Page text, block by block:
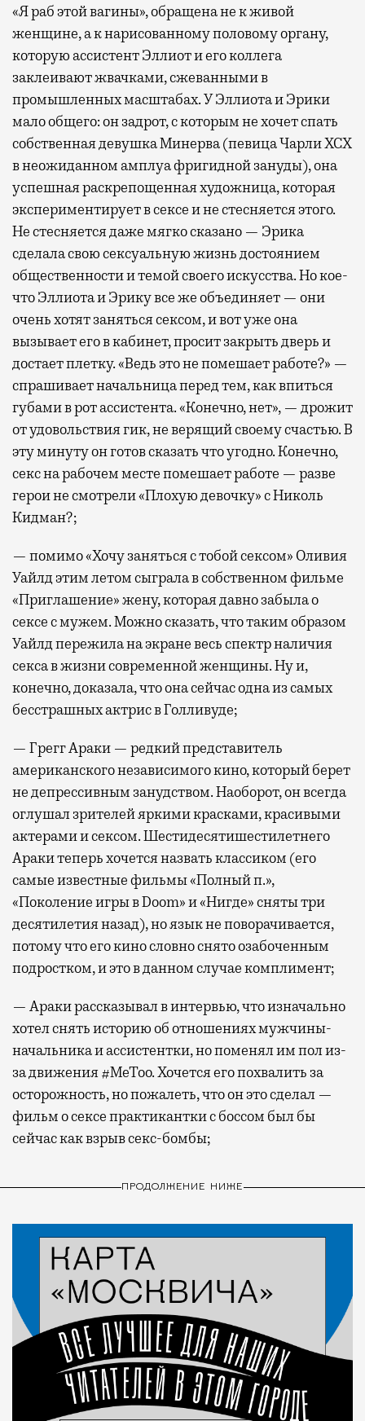
«Я раб этой вагины», обращена не к живой
женщине, а к нарисованному половому органу,
которую ассистент Эллиот и его коллега
заклеивают жвачками, сжеванными в
промышленных масштабах. У Эллиота и Эрики
мало общего: он задрот, с которым не хочет спать
собственная девушка Минерва (певица Чарли XCX
в неожиданном амплуа фригидной зануды), она
успешная раскрепощенная художница, которая
экспериментирует в сексе и не стесняется этого.
Не стесняется даже мягко сказано — Эрика
сделала свою сексуальную жизнь достоянием
общественности и темой своего искусства. Но кое-
что Эллиота и Эрику все же объединяет — они
очень хотят заняться сексом, и вот уже она
вызывает его в кабинет, просит закрыть дверь и
достает плетку. «Ведь это не помешает работе?» —
спрашивает начальница перед тем, как впиться
губами в рот ассистента. «Конечно, нет», — дрожит
от удовольствия гик, не верящий своему счастью. В
эту минуту он готов сказать что угодно. Конечно,
секс на рабочем месте помешает работе — разве
герои не смотрели «Плохую девочку» с Николь
Кидман?;
— помимо «Хочу заняться с тобой сексом» Оливия
Уайлд этим летом сыграла в собственном фильме
«Приглашение» жену, которая давно забыла о
сексе с мужем. Можно сказать, что таким образом
Уайлд пережила на экране весь спектр наличия
секса в жизни современной женщины. Ну и,
конечно, доказала, что она сейчас одна из самых
бесстрашных актрис в Голливуде;
— Грегг Араки — редкий представитель
американского независимого кино, который берет
не депрессивным занудством. Наоборот, он всегда
оглушал зрителей яркими красками, красивыми
актерами и сексом. Шестидесятишестилетнего
Араки теперь хочется назвать классиком (его
самые известные фильмы «Полный п.»,
«Поколение игры в Doom» и «Нигде» сняты три
десятилетия назад), но язык не поворачивается,
потому что его кино словно снято озабоченным
подростком, и это в данном случае комплимент;
— Араки рассказывал в интервью, что изначально
хотел снять историю об отношениях мужчины-
начальника и ассистентки, но поменял им пол из-
за движения #MeToo. Хочется его похвалить за
осторожность, но пожалеть, что он это сделал —
фильм о сексе практикантки с боссом был бы
сейчас как взрыв секс-бомбы;
ПРОДОЛЖЕНИЕ НИЖЕ